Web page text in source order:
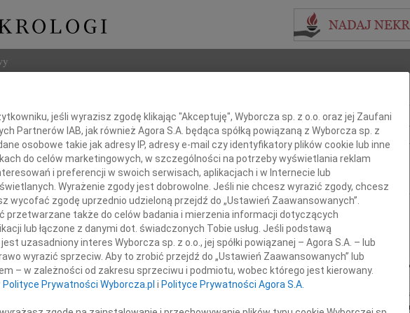
smutkiem przyjęliśmy
o śmierci
Imię i nazwisko lub numer ogłoszenia:
+ szukanie zaawansowane
INNE NEKROLOGI
07.08.2026Warszawa
Dziekanie Wydziału dr hab. Julii Kubisie,...
07.08.2026Warszawa
Naszej kochanej i dzielnej Marylce Butruk...
Jacek Tadeusz Duniec
Z wielkim żalem przyjęliśmy wiadomość, że
Małgorzata Kościelska
W dniu 3 sierpnia 2026 roku zmarła
jeśli wyrazisz zgodę klikając "Akceptuję", Wyborcza sp. z o.o. oraz jej Zaufani
Partnerów IAB, jak również Agora S.A. będąca spółką powiązaną z Wyborcza sp. z
osobowe takie jak adresy IP, adresy e-mail czy identyfikatory plików cookie lub inne
do celów marketingowych, w szczególności na potrzeby wyświetlania reklam
i preferencji w swoich serwisach, aplikacjach i w Internecie lub
Wyrażenie zgody jest dobrowolne. Jeśli nie chcesz wyrazić zgody, chcesz
wycofać zgodę uprzednio udzieloną przejdź do „Ustawień Zaawansowanych”.
przetwarzane także do celów badania i mierzenia informacji dotyczących
lub łączone z danymi dot. świadczonych Tobie usług. Jeśli podstawą
uzasadniony interes Wyborcza sp. z o.o., jej spółki powiązanej – Agora S.A. – lub
wyrazić sprzeciw. Aby to zrobić przejdź do „Ustawień Zaawansowanych” lub
– w zależności od zakresu sprzeciwu i podmiotu, wobec którego jest kierowany.
Polityce Prywatności Wyborcza.pl i Polityce Prywatności Agora S.A.